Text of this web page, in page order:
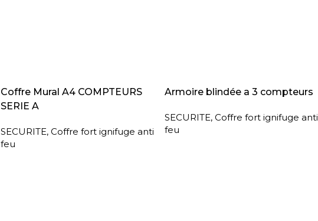
LIRE LA SUITE
Coffre Mural A4 COMPTEURS
SERIE A
SECURITE, Coffre fort ignifuge anti
feu
LIRE LA SUITE
Armoire blindée a 3 compteurs
SECURITE, Coffre fort ignifuge anti
feu